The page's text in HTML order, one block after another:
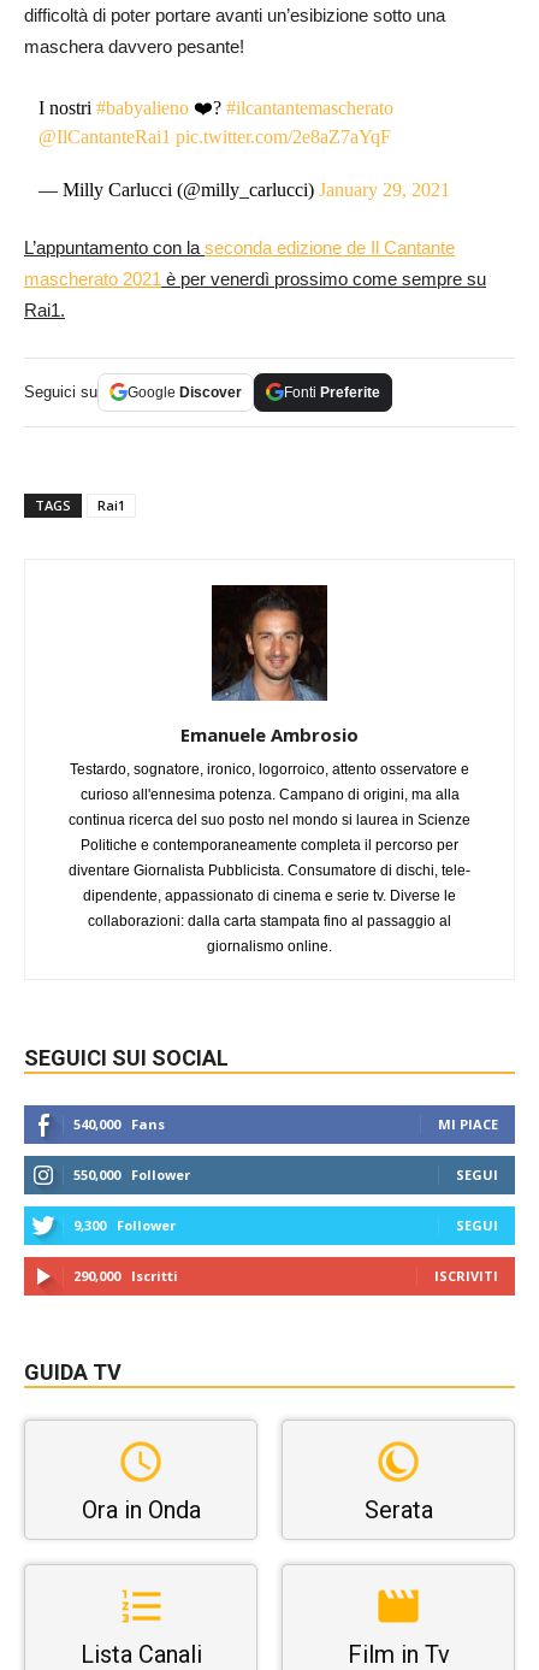
difficoltà di poter portare avanti un’esibizione sotto una
maschera davvero pesante!
I nostri#babyalieno ❤️?#ilcantantemascherato
@IlCantanteRai1 pic.twitter.com/2e8aZ7aYqF
— Milly Carlucci (@milly_carlucci)January 29, 2021
L’appuntamento con la seconda edizione de Il Cantante
mascherato 2021 è per venerdì prossimo come sempre su
Rai1.
Seguici su Google Discover Fonti Preferite
TAGS Rai1
Emanuele Ambrosio
Testardo, sognatore, ironico, logorroico, attento osservatore e
curioso all'ennesima potenza. Campano di origini, ma alla
continua ricerca del suo posto nel mondo si laurea in Scienze
Politiche e contemporaneamente completa il percorso per
diventare Giornalista Pubblicista. Consumatore di dischi, tele-
dipendente, appassionato di cinema e serie tv. Diverse le
collaborazioni: dalla carta stampata fino al passaggio al
giornalismo online.
SEGUICI SUI SOCIAL
540,000 Fans MI PIACE
550,000 Follower SEGUI
9,300 Follower SEGUI
290,000 Iscritti ISCRIVITI
GUIDA TV
Ora in Onda Serata
Lista Canali Film in Tv